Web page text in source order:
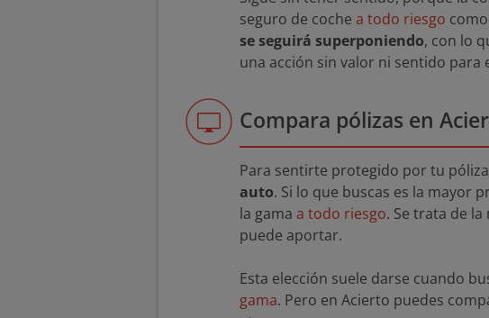
seguro de coche a todo riesgo
se seguirá superponiendo, con lo
una acción sin valor ni sentido para
Compara pólizas en
Para sentirte protegido por tu
auto. Si lo que buscas es la mayor
la gama a todo riesgo. Se trata de
puede aportar.
Esta elección suele darse cuando
gama. Pero en Acierto puedes